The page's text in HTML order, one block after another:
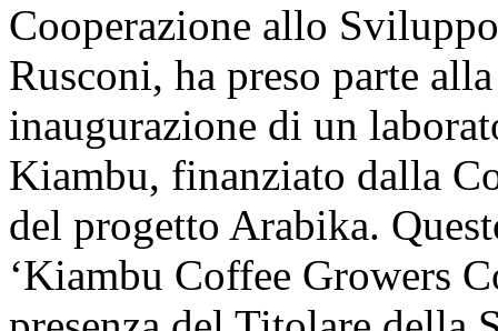
Cooperazione allo
Rusconi, ha preso parte
inaugurazione di un
Kiambu, finanziato dalla
del progetto Arabika.
‘Kiambu Coffee Growers